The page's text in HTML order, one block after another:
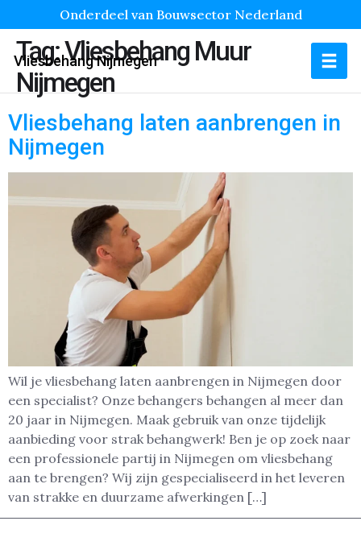
Onderdeel van Bouwsector Nederland
Vliesbehang Nijmegen
Tag:Vliesbehang Muur
Nijmegen
Vliesbehang laten aanbrengen in
Nijmegen
Wil je vliesbehang laten aanbrengen in Nijmegen door
een specialist? Onze behangers behangen al meer dan
20 jaar in Nijmegen. Maak gebruik van onze tijdelijk
aanbieding voor strak behangwerk! Ben je op zoek naar
een professionele partij in Nijmegen om vliesbehang
aan te brengen? Wij zijn gespecialiseerd in het leveren
van strakke en duurzame afwerkingen […]